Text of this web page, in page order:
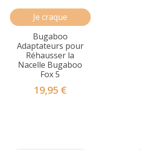
Je craque
Bugaboo
Adaptateurs pour
Réhausser la
Nacelle Bugaboo
Fox 5
19,95 €